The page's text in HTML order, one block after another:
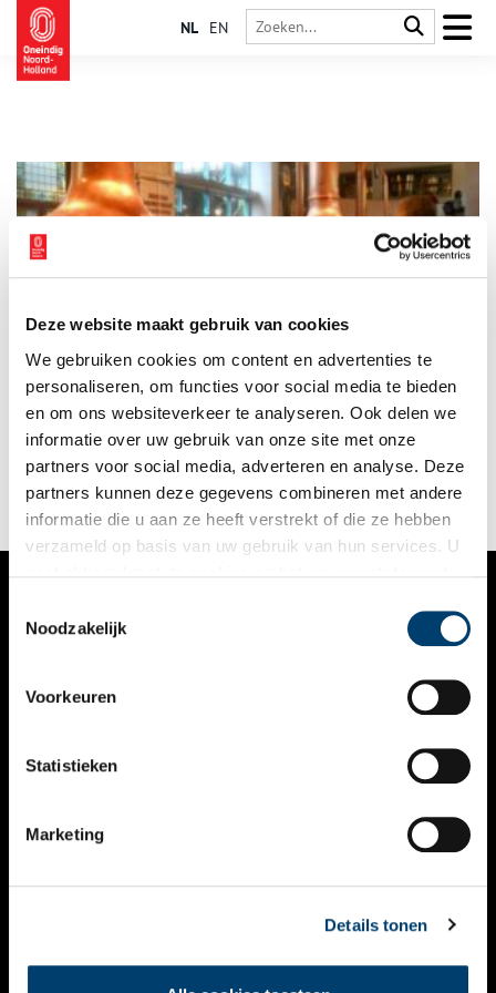
Deze website maakt gebruik van cookies
We gebruiken cookies om content en advertenties te
personaliseren, om functies voor social media te bieden
en om ons websiteverkeer te analyseren. Ook delen we
informatie over uw gebruik van onze site met onze
partners voor social media, adverteren en analyse. Deze
partners kunnen deze gegevens combineren met andere
informatie die u aan ze heeft verstrekt of die ze hebben
verzameld op basis van uw gebruik van hun services. U
Noodzakelijk
Voorkeuren
Statistieken
Marketing
Details tonen
NL EN
Heinekenbier
Meestal geven de gidsen van de Heineken Experience hun
rondleidingen in het Engels. Zaterdag 4 juli vonden er in het
kader van het Festival Industrie Cultuur echter (gratis)
rondleidingen in het Nederlands plaats, waarbij de
geschiedenis van de Amsterdamse bierbrouwerij centraal
stond.
VERHALEN
KALENDER
THEMA’S
VIDEO’S
CONTACT